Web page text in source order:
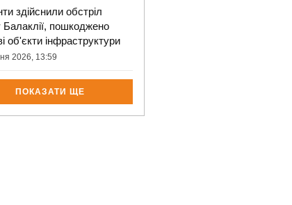
здійснили обстріл
Балаклії, пошкоджено
об'єкти інфраструктури
2026, 13:59
ПОКАЗАТИ ЩЕ